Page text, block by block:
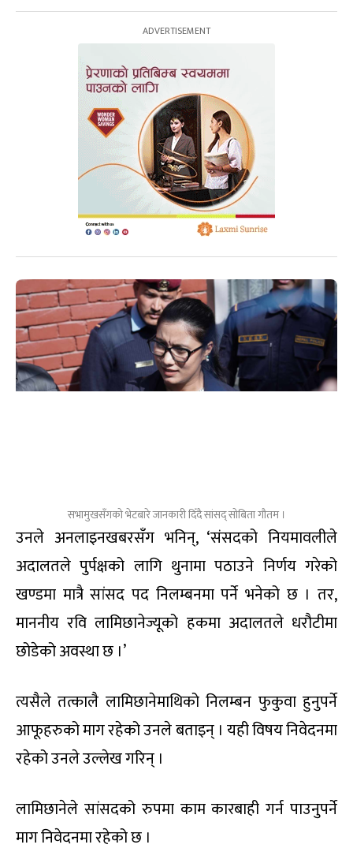
सभामुखसँगको भेटबारे जानकारी दिँदै सांसद् सोबिता गौतम ।
उनले अनलाइनखबरसँग भनिन्, ‘संसदको नियमावलीले
अदालतले पुर्पक्षको लागि थुनामा पठाउने निर्णय गरेको
खण्डमा मात्रै सांसद पद निलम्बनमा पर्ने भनेको छ । तर,
माननीय रवि लामिछानेज्यूको हकमा अदालतले धरौटीमा
छोडेको अवस्था छ ।’
त्यसैले तत्कालै लामिछानेमाथिको निलम्बन फुकुवा हुनुपर्ने
आफूहरुको माग रहेको उनले बताइन् । यही विषय निवेदनमा
रहेको उनले उल्लेख गरिन् ।
लामिछानेले सांसदको रुपमा काम कारबाही गर्न पाउनुपर्ने
माग निवेदनमा रहेको छ ।